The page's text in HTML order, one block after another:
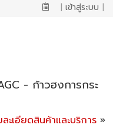
| เข้าสู่ระบบ |
- ก้าวฮงการกระ
ละเอียดสินค้าและบริการ »